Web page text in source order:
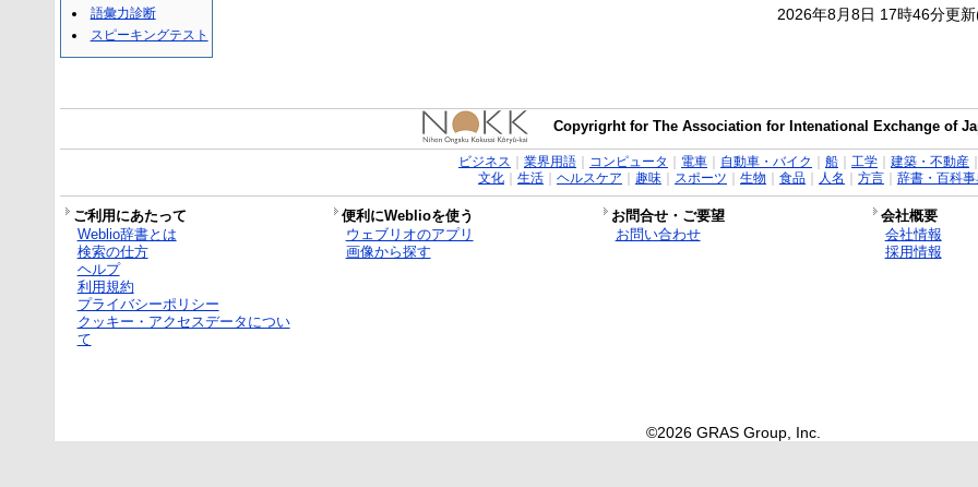
2026年8月8日 17時46分更
語彙力診断
スピーキングテスト
Copyrigrht for The Association for Intenational Exchange of
ビジネス 業界用語｜ コンピュータ 電車｜ 自動車・バイク 船｜ 工学｜ 建築・不動産｜
文化｜ 生活｜ ヘルスケア 趣味｜ スポーツ 生物 食品｜ 人名 方言｜ 辞書・百科事
ご利用にあたって 便利にWeblioを使う お問合せ・ご要望 会社概要
Weblio辞書とは
検索の仕方
ヘルプ
利用規約
プライバシーポリシー
クッキー・アクセスデータについ
て
ウェブリオのアプリ
画像から探す
お問い合わせ
会社情報
採用情報
©2026 GRAS Group, Inc.